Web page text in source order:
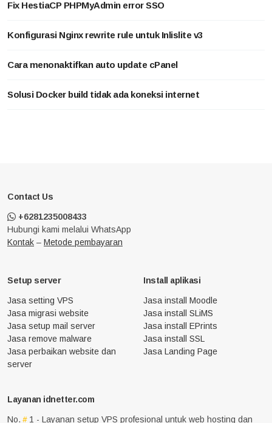
Fix HestiaCP PHPMyAdmin error SSO
Konfigurasi Nginx rewrite rule untuk Inlislite v3
Cara menonaktifkan auto update cPanel
Solusi Docker build tidak ada koneksi internet
Contact Us
+6281235008433
Hubungi kami melalui WhatsApp
Kontak – Metode pembayaran
Setup server
Jasa setting VPS
Jasa migrasi website
Jasa setup mail server
Jasa remove malware
Jasa perbaikan website dan
server
Install aplikasi
Jasa install Moodle
Jasa install SLiMS
Jasa install EPrints
Jasa install SSL
Jasa Landing Page
Layanan idnetter.com
No. 1 - Layanan setup VPS profesional untuk web hosting dan